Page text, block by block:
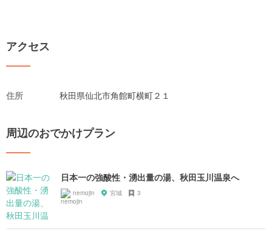
アクセス
住所 秋田県仙北市角館町横町２１
周辺のおでかけプラン
日本一の強酸性・湧出量の湯、秋田玉川温泉へ
nemojin 宮城 3